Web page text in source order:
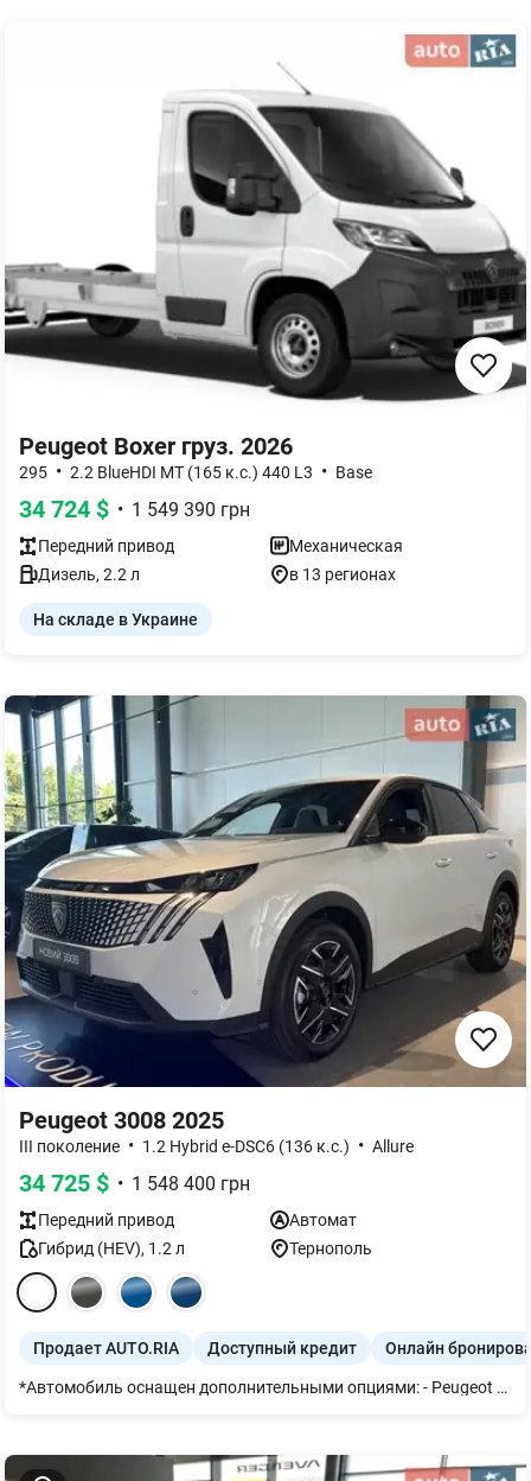
Peugeot Boxer груз. 2026
295 • 2.2 BlueHDI MT (165 к.с.) 440 L3 • Base
34 724 $ • 1 549 390 грн
Передний привод
Механическая
Дизель, 2.2 л в 13 регионах
На складе в Украине
Peugeot 3008 2025
III поколение • 1.2 Hybrid e-DSC6 (136 к.с.) • Allure
34 725 $ • 1 548 400 грн
Передний привод
Автомат
Гибрид (HEV), 1.2 л Тернополь
Продает AUTO.RIA Доступный кредит Онлайн
*Автомобиль оснащен дополнительными опциями: - Peugeot Panoramic i-Cockpit® концепция организации пространства вокруг водителя: 21" HD-экран. Часть экрана напротив водителя — нечувствительная, центральная часть экрана — чувствительная к касанию, с Ambient подсветкой Беспроводной Mirror Screen (Android Auto, Apple Car Play) Bluetooth с возможностью подключения 2х телефонов одновременно, 3 USB (type C) PEUGEOT Virtual i-Toggles с 10 настраиваемыми ярлыками Навигация Беспроводная зарядка, 15 Вт - Пакет БЕЗОПАСНОСТЬ Allure ПЛЮС: Адаптивный круиз-контроль Stop&Go с ограничителем скорости (ZVM5) Система помощи при смене полосы движения Lane change assist - long range Система предупреждения о поперечном движении позади Rear Cross Traffic Alert Сигнализация (AB13) Подогрев руля (I301) Передний датчик парковки + Камера 360° (4 камеры) (IG36) Внешние зеркала заднего вида с функцией автоскладывания, LED подсветкой и настройкой позиции при реверсе